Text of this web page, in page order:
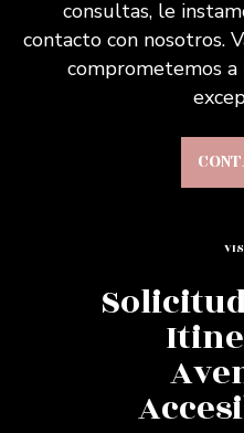
consultas, le
contacto con nosotros.
comprometemos